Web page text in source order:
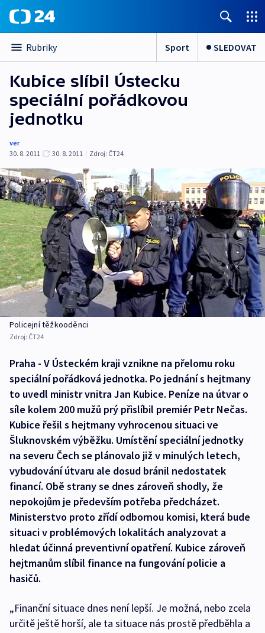
Rubriky Sport SLEDOVAT
Kubice slíbil Ústecku
speciální pořádkovou
jednotku
ver
30. 8. 2011
30. 8. 2011 | Zdroj: ČT24
Policejní těžkooděnci
Zdroj: ČT24
Praha - V Ústeckém kraji vznikne na přelomu roku
speciální pořádková jednotka. Po jednání s hejtmany
to uvedl ministr vnitra Jan Kubice. Peníze na útvar o
síle kolem 200 mužů prý přislíbil premiér Petr Nečas.
Kubice řešil s hejtmany vyhrocenou situaci ve
Šluknovském výběžku. Umístění speciální jednotky
na severu Čech se plánovalo již v minulých letech,
vybudování útvaru ale dosud bránil nedostatek
financí. Obě strany se dnes zároveň shodly, že
nepokojům je především potřeba předcházet.
Ministerstvo proto zřídí odbornou komisi, která bude
situaci v problémových lokalitách analyzovat a
hledat účinná preventivní opatření. Kubice zároveň
hejtmanům slíbil finance na fungování policie a
hasičů.
„Finanční situace dnes není lepší. Je možná, nebo zcela
určitě ještě horší, ale ta situace nás prostě předběhla a